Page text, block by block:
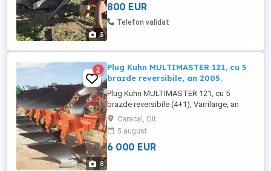
5
800 EUR
Telefon validat
8
2
Plug Kuhn MULTIMASTER 121, cu 5
brazde reversibile, an 2005.
Plug Kuhn MULTIMASTER 121, cu 5
brazde reversibile (4+1), Varrilarge, an
fabricatie 2005, organe active in stare
foarte bune, comenzi din cabina tractor,
import 2020. Arata si functioneaza
perfect. Pret 6.000 Euro + TVA. Usor
Caracal, Olt
5 august
6 000 EUR